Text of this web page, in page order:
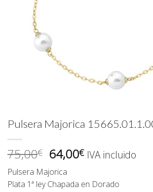
Pulsera Majorica
75,00€ El
precio
original
64,00€El
actual
IVA incluido
Pulsera Majorica
Plata 1ª ley Chapada en Dorado